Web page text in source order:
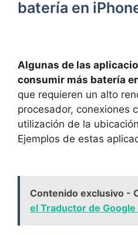
batería en
Algunas de las
consumir más⁢ batería
‍que requieren un alto
procesador, conexiones
⁣utilización de la
Ejemplos ⁤de estas
Contenido exclusivo -
el Traductor de Google